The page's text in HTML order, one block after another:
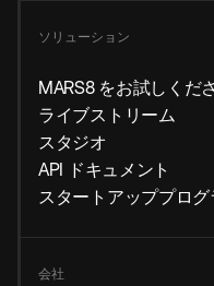
ソリューション
MARS8 をお試しくだ
ライブストリーム
スタジオ
API ドキュメント
スタートアッププログ
会社